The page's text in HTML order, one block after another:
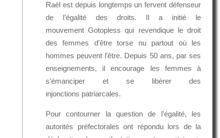
Raël est depuis longtemps un fervent défenseur
de l’égalité des droits. Il a initié le
mouvement Gotopless qui revendique le droit
des femmes d’être torse nu partout où les
hommes peuvent l’être. Depuis 50 ans, par ses
enseignements, il encourage les femmes à
s’émanciper et se libérer des
injonctions patriarcales.
Pour contourner la question de l’égalité, les
autorités préfectorales ont répondu lors de la